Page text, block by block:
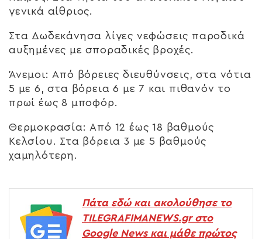
γενικά αίθριος.
Στα Δωδεκάνησα λίγες νεφώσεις παροδικά
αυξημένες με σποραδικές βροχές.
Άνεμοι: Από βόρειες διευθύνσεις, στα νότια
5 με 6, στα βόρεια 6 με 7 και πιθανόν το
πρωί έως 8 μποφόρ.
Θερμοκρασία: Από 12 έως 18 βαθμούς
Κελσίου. Στα βόρεια 3 με 5 βαθμούς
χαμηλότερη.
Πάτα εδώ και ακολούθησε το
TILEGRAFIMANEWS.gr στο
Google News και μάθε πρώτος